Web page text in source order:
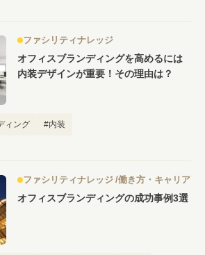
ファシリティナレッジ
オフィスブランディングを高めるには
内装デザインが重要！その理由は？
ィング #内装
ファシリティナレッジ 働き方・キャリア
オフィスブランディングの成功事例3選